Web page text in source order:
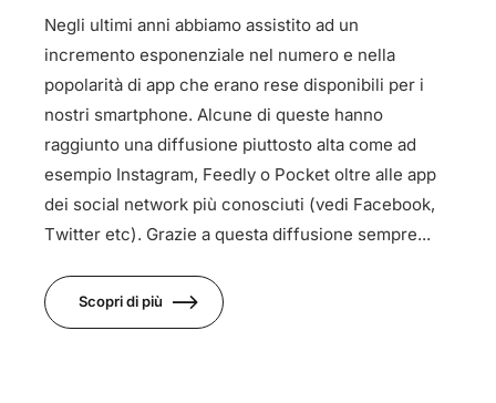
Negli ultimi anni abbiamo assistito ad un
incremento esponenziale nel numero e nella
popolarità di app che erano rese disponibili per i
nostri smartphone. Alcune di queste hanno
raggiunto una diffusione piuttosto alta come ad
esempio Instagram, Feedly o Pocket oltre alle app
dei social network più conosciuti (vedi Facebook,
Twitter etc). Grazie a questa diffusione sempre...
Scopri di più